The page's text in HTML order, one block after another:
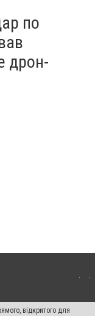
по
дрон-
відкритого для